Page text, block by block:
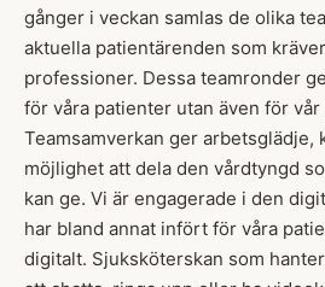
gånger i veckan samlas de olika
aktuella patientärenden som
professioner. Dessa teamronder
för våra patienter utan även för
Teamsamverkan ger arbetsglädje,
möjlighet att dela den vårdtyngd
kan ge. Vi är engagerade i den
har bland annat infört för våra
digitalt. Sjuksköterskan som